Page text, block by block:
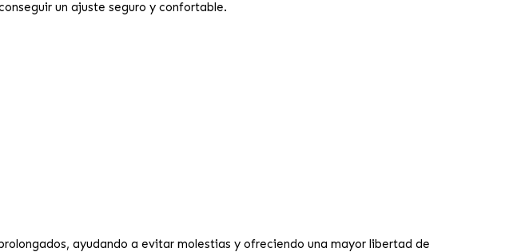
un ajuste seguro y confortable.
ayudando a evitar molestias y ofreciendo una mayor libertad de